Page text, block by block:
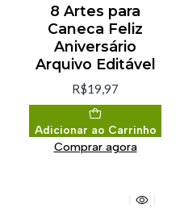
8 Artes para
Caneca Feliz
Aniversário
Arquivo Editável
R$19,97
Adicionar ao Carrinho
Comprar agora